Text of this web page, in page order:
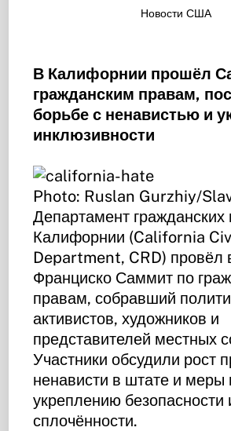
Новости США
В Калифорнии прошёл
гражданским правам,
борьбе с ненавистью и
инклюзивности
Photo: Ruslan Gurzhiy/
Департамент гражданских
Калифорнии (California
Department, CRD) провёл
Франциско Саммит по
правам, собравший
активистов, художников и
представителей местных
Участники обсудили рост
ненависти в штате и меры
укреплению безопасности
сплочённости.